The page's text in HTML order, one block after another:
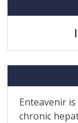
Enteavenir
chronic